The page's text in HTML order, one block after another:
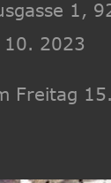
1,
2023
Freitag